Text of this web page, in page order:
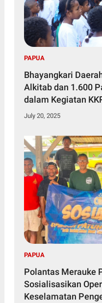
PAPUA
Bhayangkari
Alkitab dan 1.600
dalam Kegiatan
Jayapura
July 20, 2025
PAPUA
Polantas Merauke
Sosialisasikan
Keselamatan